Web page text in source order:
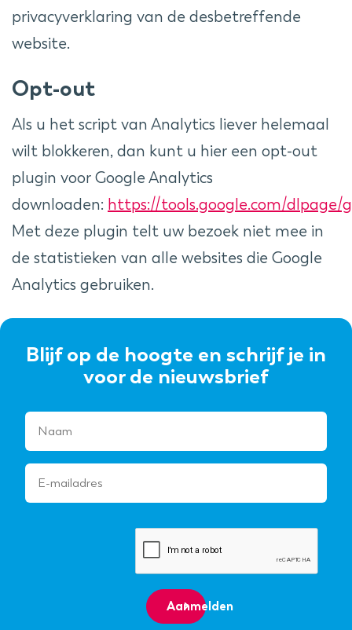
privacyverklaring van de desbetreffende
website.
Opt-out
Als u het script van Analytics liever helemaal
wilt blokkeren, dan kunt u hier een opt-out
plugin voor Google Analytics
downloaden: https://tools.google.com/dlpage/
Met deze plugin telt uw bezoek niet mee in
de statistieken van alle websites die Google
Analytics gebruiken.
Blijf op de hoogte en schrijf je in
voor de nieuwsbrief
Aanmelden